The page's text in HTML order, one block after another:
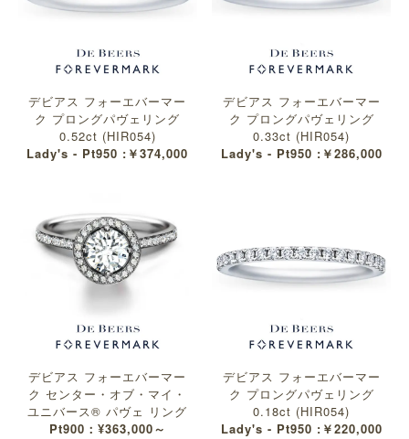
デビアス フォーエバーマー
ク プロングパヴェリング
0.52ct (HIR054)
Lady's - Pt950 :￥374,000
デビアス フォーエバーマー
ク プロングパヴェリング
0.33ct (HIR054)
Lady's - Pt950 :￥286,000
デビアス フォーエバーマー
ク センター・オブ・マイ・
ユニバース® パヴェ リング
Pt900：¥363,000～
デビアス フォーエバーマー
ク プロングパヴェリング
0.18ct (HIR054)
Lady's - Pt950 :￥220,000